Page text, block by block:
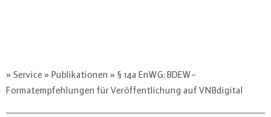
Service Publikationen
§ 14a EnWG: BDEW-
Formatempfehlungen für Veröffentlichung auf VNBdigital